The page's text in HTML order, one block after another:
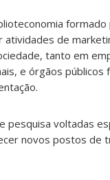
formado
de
tanto em
e órgãos públicos
pesquisa voltadas
novos postos de